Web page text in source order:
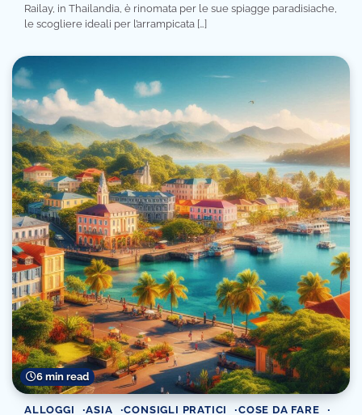
Railay, in Thailandia, è rinomata per le sue spiagge paradisiache,
le scogliere ideali per l’arrampicata […]
6 min read
ALLOGGI ASIA CONSIGLI PRATICI COSE DA FARE